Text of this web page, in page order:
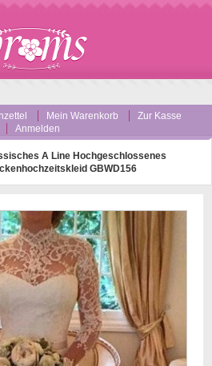
Mein Warenkorb
Zur Kasse
Anmelden
A Line Hochgeschlossenes
GBWD156